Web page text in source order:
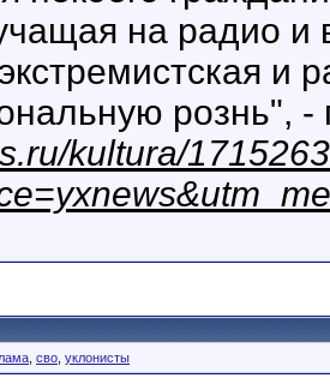
на радио
и
рознь", -
kultura/
сво уклонисты